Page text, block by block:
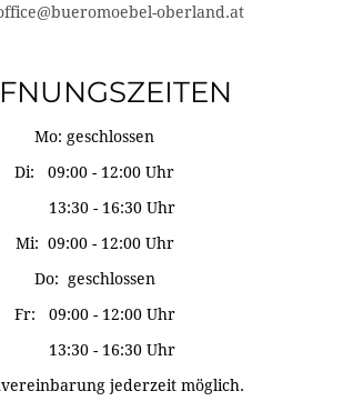
oberland.at
Mo: geschlossen
Di: 09:00 - 12:00 Uhr
13:30 - 16:30 Uhr
Mi: 09:00 - 12:00 Uhr
Do: geschlossen
Fr: 09:00 - 12:00 Uhr
13:30 - 16:30 Uhr
jederzeit möglich.